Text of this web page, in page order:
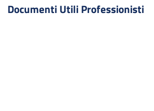
Documenti Utili Professionisti